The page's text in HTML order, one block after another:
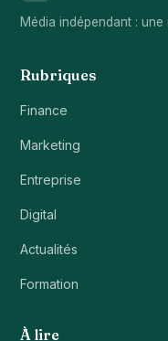
Média indépendant :
Rubriques
Finance
Marketing
Entreprise
Digital
Actualités
Formation
À lire